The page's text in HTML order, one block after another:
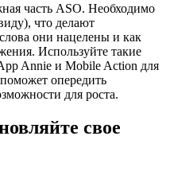
часть ASO. Необходимо
что делают
они нацелены и как
Используйте такие
Annie и Mobile Action для
опередить
для роста.
свое